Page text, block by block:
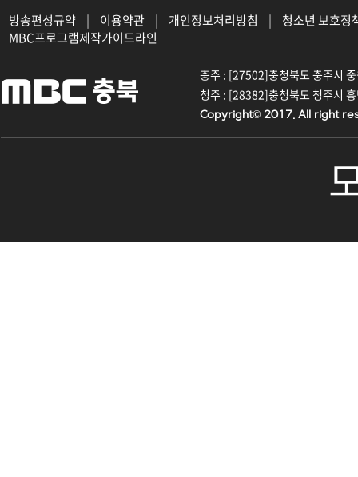
방송편성규약 | 이용약관 | 개인정보처리방침 |
청소년 보호정
MBC프로그램제작가이드라인
충주 : [27502]충청북도 충주시
청주 : [28382]충청북도 청주시
Copyright© 2017. All right